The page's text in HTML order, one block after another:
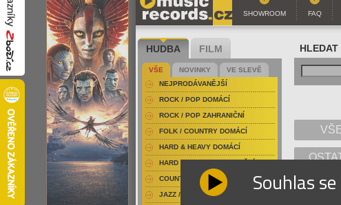
SHOWROOM
FAQ
HLEDAT
HUDBA FILM
VŠE NOVINKY
VE SLEVĚ
NEJPRODÁVANĚJŠÍ
ROCK / POP DOMÁCÍ
ROCK / POP ZAHRANIČNÍ
FOLK / COUNTRY DOMÁCÍ
HARD & HEAVY DOMÁCÍ
HARD & HEAVY ZAHRANIČNÍ
COUNTRY
JAZZ / BLUES Souhlas